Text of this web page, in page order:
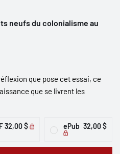
neufs du colonialisme au
que pose cet essai, ce
que se livrent les
32,00 $ ePub 32,00 $